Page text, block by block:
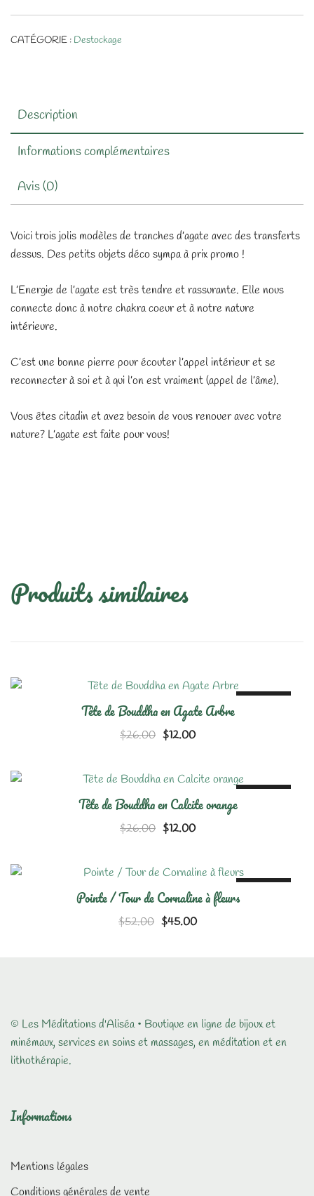
CATÉGORIE : Destockage
Description
Informations complémentaires
Avis (0)
Voici trois jolis modèles de tranches d’agate avec des transferts
dessus. Des petits objets déco sympa à prix promo !
L’Energie de l’agate est très tendre etrassurante. Elle nous
connecte donc à notre chakra coeur et à notre nature
intérieure.
C’est une bonne pierre pour écouter l’appel intérieur et se
reconnecter à soi et à qui l’on est vraiment (appel de l’âme).
Vous êtes citadin et avez besoin de vous renouer avec votre
nature? L’agate est faite pour vous!
Produits similaires
Tête de Bouddha en Agate Arbre
$26.00 Le
initial
$26.00.
$12.00Le
actuel
$12.00.
Tête de Bouddha en Calcite orange
$26.00 Le
initial
$26.00.
$12.00Le
actuel
$12.00.
Pointe / Tour de Cornaline à fleurs
$52.00 Le
$45.00Le
© Les Méditations d'Aliséa • Boutique en ligne de bijoux et
minémaux, services en soins et massages, en méditation et en
lithothérapie.
Informations
Mentions légales
Conditions générales de vente